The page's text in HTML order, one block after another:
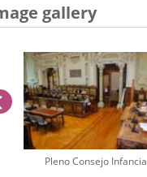
gallery
Pleno Consejo Infancia
previus